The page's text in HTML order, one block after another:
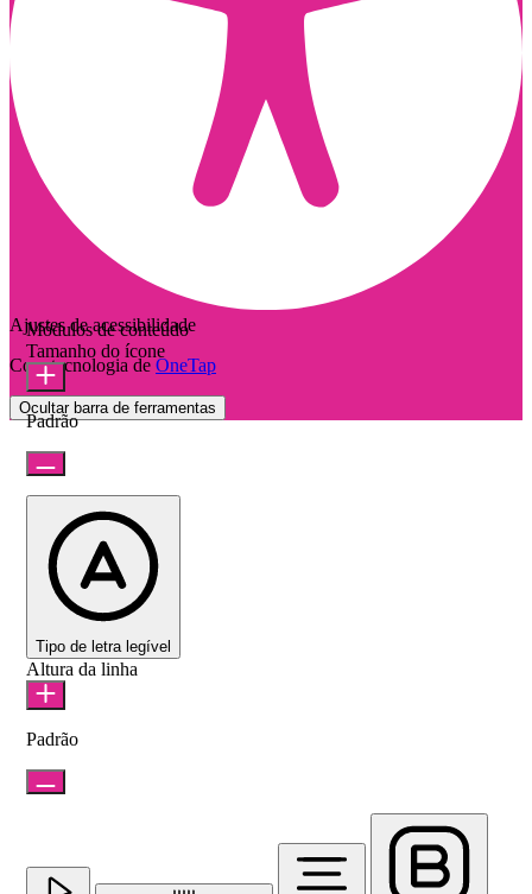
Ajustes de acessibilidade
Com tecnologia de OneTap
Ocultar barra de ferramentas
Módulos de conteúdo
Tamanho do ícone
Padrão
Tipo de letra legível
Altura da linha
Padrão